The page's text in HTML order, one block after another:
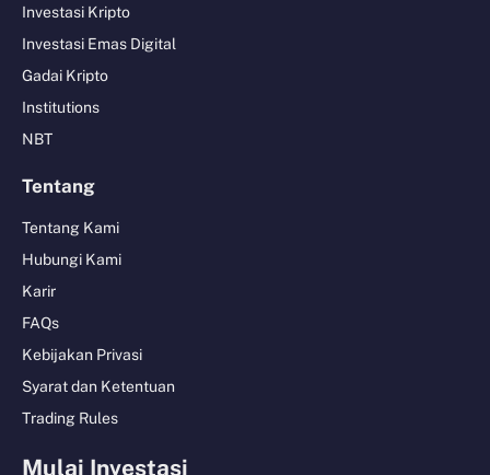
Investasi Kripto
Investasi Emas Digital
Gadai Kripto
Institutions
NBT
Tentang
Tentang Kami
Hubungi Kami
Karir
FAQs
Kebijakan Privasi
Syarat dan Ketentuan
Trading Rules
Mulai Investasi